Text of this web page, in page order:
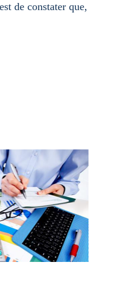
de constater que,